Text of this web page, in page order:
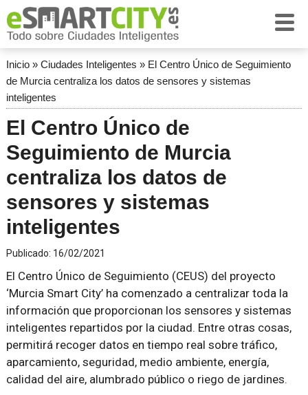
Inicio» Ciudades Inteligentes » El Centro Único de Seguimiento
de Murcia centraliza los datos de sensores y sistemas
inteligentes
El Centro Único de
Seguimiento de Murcia
centraliza los datos de
sensores y sistemas
inteligentes
Publicado: 16/02/2021
El Centro Único de Seguimiento (CEUS) del proyecto
‘Murcia Smart City’ ha comenzado a centralizar toda la
información que proporcionan los sensores y sistemas
inteligentes repartidos por la ciudad. Entre otras cosas,
permitirá recoger datos en tiempo real sobre tráfico,
aparcamiento, seguridad, medio ambiente, energía,
calidad del aire, alumbrado público o riego de jardines.